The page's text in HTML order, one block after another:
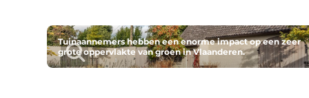
Tuinaannemers hebben een enorme impact op een zeer
grote oppervlakte van groen in Vlaanderen.